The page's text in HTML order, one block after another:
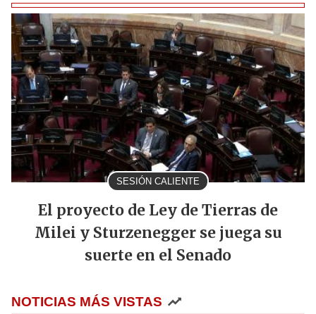
SESIÓN CALIENTE
El proyecto de Ley de Tierras de
Milei y Sturzenegger se juega su
suerte en el Senado
NOTICIAS MÁS VISTAS